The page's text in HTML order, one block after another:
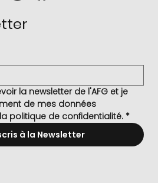
la newsletter de l'AFG et je
de mes données
politique de confidentialité. *
à la Newsletter